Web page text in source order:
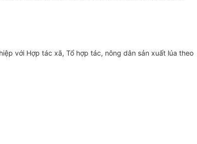
với Hợp tác xã, Tổ hợp tác, nông dân sản xuất lúa theo